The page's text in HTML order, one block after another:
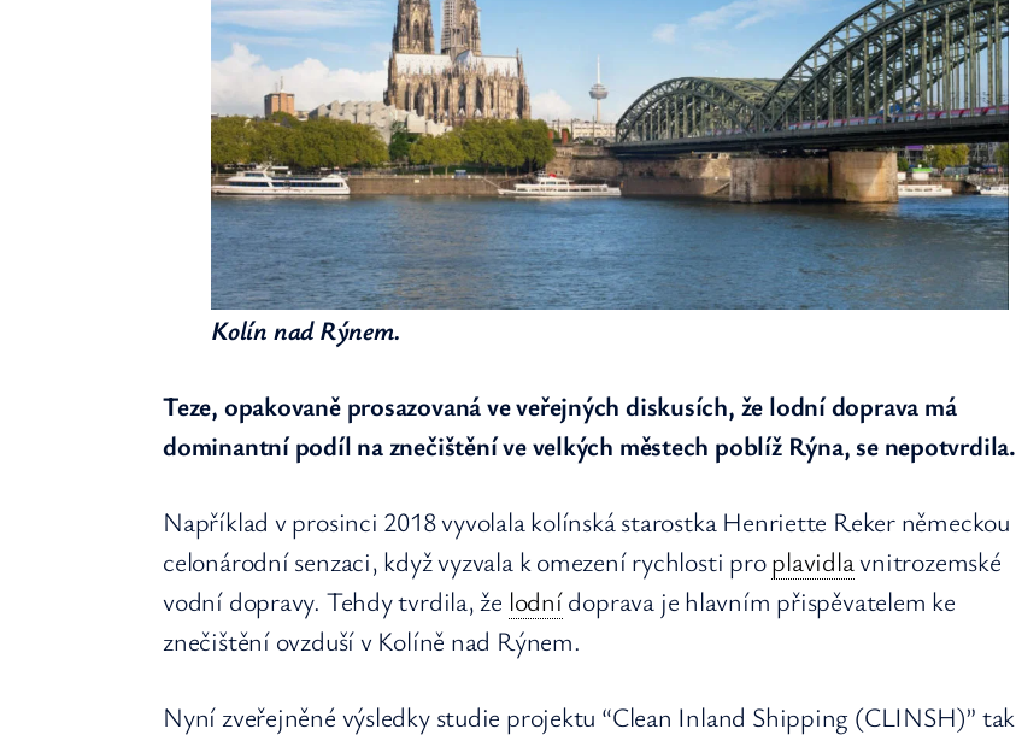
Kolín nad Rýnem.
Teze, opakovaně prosazovaná ve veřejných diskusích, že lodní doprava má
dominantní podíl na znečištění ve velkých městech poblíž Rýna, se nepotvrdila.
Například v prosinci 2018 vyvolala kolínská starostka Henriette Reker německou
celonárodní senzaci, když vyzvala k omezení rychlosti proplavidlavnitrozemské
vodní dopravy. Tehdy tvrdila, že lodnídoprava je hlavním přispěvatelem ke
znečištění ovzduší v Kolíně nad Rýnem.
Nyní zveřejněné výsledky studie projektu “Clean Inland Shipping (CLINSH)” tak